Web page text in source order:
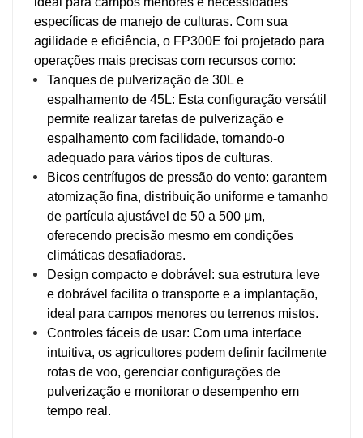
específicas de manejo de culturas. Com sua
agilidade e eficiência, o FP300E foi projetado para
operações mais precisas com recursos como:
Tanques de pulverização de 30L e
espalhamento de 45L: Esta configuração versátil
permite realizar tarefas de pulverização e
espalhamento com facilidade, tornando-o
adequado para vários tipos de culturas.
Bicos centrífugos de pressão do vento: garantem
atomização fina, distribuição uniforme e tamanho
de partícula ajustável de 50 a 500 μm,
oferecendo precisão mesmo em condições
climáticas desafiadoras.
Design compacto e dobrável: sua estrutura leve
e dobrável facilita o transporte e a implantação,
ideal para campos menores ou terrenos mistos.
Controles fáceis de usar: Com uma interface
intuitiva, os agricultores podem definir facilmente
rotas de voo, gerenciar configurações de
pulverização e monitorar o desempenho em
tempo real.